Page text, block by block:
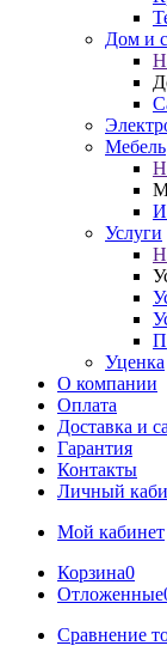
Дом и
Мебель
Услуги
Уценка
О компании
Оплата
Доставка и
Гарантия
Контакты
Личный
Мой кабинет
Корзина0
Отложенные
Сравнение